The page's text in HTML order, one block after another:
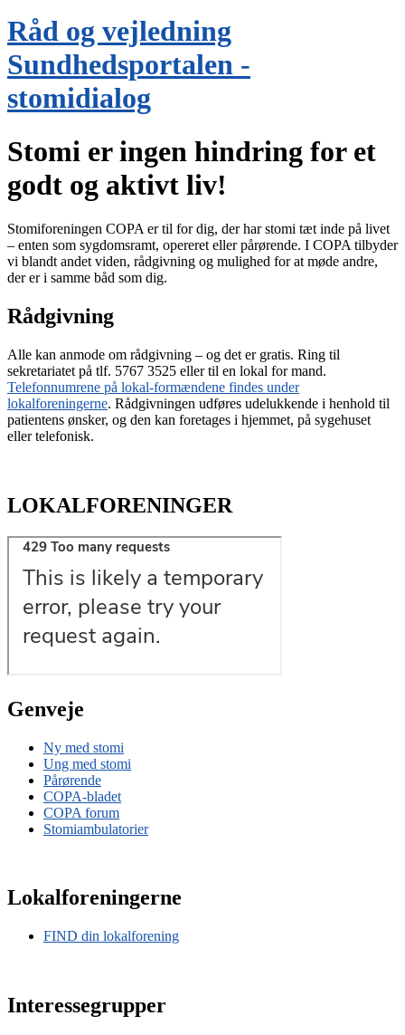
Råd og vejledning
Sundhedsportalen -
stomidialog
Stomi er ingen hindring for et
godt og aktivt liv!
Stomiforeningen COPA er til for dig, der har stomi tæt inde på livet
– enten som sygdomsramt, opereret eller pårørende. I COPA tilbyder
vi blandt andet viden, rådgivning og mulighed for at møde andre,
der er i samme båd som dig.
Rådgivning
Alle kan anmode om rådgivning – og det er gratis. Ring til
sekretariatet på tlf. 5767 3525 eller til en lokal for mand.
Telefonnumrene på lokal-formændene findes under
lokalforeningerne. Rådgivningen udføres udelukkende i henhold til
patientens ønsker, og den kan foretages i hjemmet, på sygehuset
eller telefonisk.
LOKALFORENINGER
Genveje
Ny med stomi
Ung med stomi
Pårørende
COPA-bladet
COPA forum
Stomiambulatorier
Lokalforeningerne
FIND din lokalforening
Interessegrupper